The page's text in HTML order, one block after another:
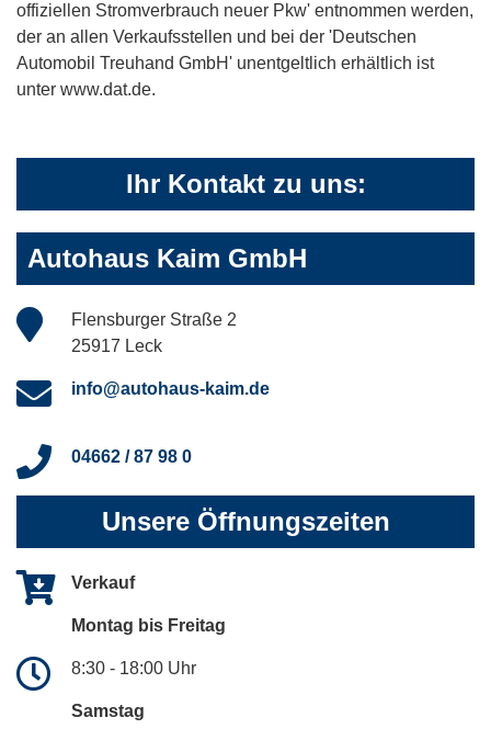
offiziellen Stromverbrauch neuer Pkw' entnommen werden,
der an allen Verkaufsstellen und bei der 'Deutschen
Automobil Treuhand GmbH' unentgeltlich erhältlich ist
unter www.dat.de.
Ihr Kontakt zu uns:
Autohaus Kaim GmbH
Flensburger Straße 2
25917 Leck
info@autohaus-kaim.de
04662 / 87 98 0
Unsere Öffnungszeiten
Verkauf
Montag bis Freitag
8:30 - 18:00 Uhr
Samstag